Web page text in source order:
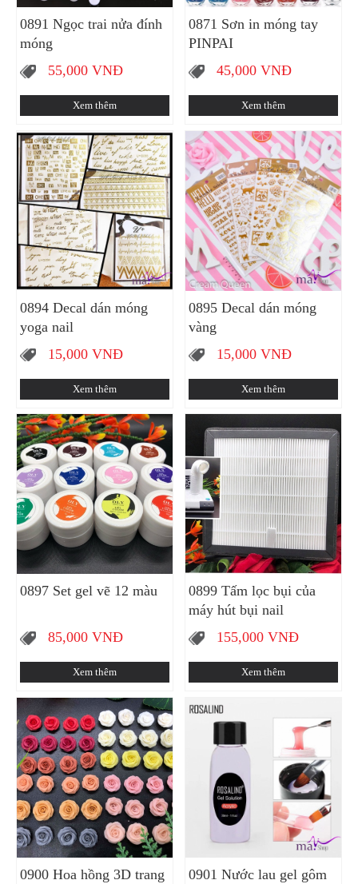
0891 Ngọc trai nửa đính
móng
55,000VNĐ
Xem thêm
0871 Sơn in móng tay
PINPAI
45,000 VNĐ
Xem thêm
0894 Decal dán móng
yoga nail
15,000VNĐ
Xem thêm
0895 Decal dán móng
vàng
15,000 VNĐ
Xem thêm
0897 Set gel vẽ 12 màu
85,000VNĐ
Xem thêm
0899 Tấm lọc bụi của
máy hút bụi nail
155,000 VNĐ
Xem thêm
0900 Hoa hồng 3D trang
0901 Nước lau gel gôm